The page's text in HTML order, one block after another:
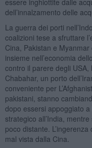
dell’innalzamento delle
La guerra dei porti
coalizioni tese a sfruttare
Cina, Pakistan e
insieme nell’economia
contro il parere degli
Chabahar, un porto
conveniente per
pakistani, stanno
dopo essersi appoggiato
strategico all’India,
poco distante.
mal vista dalla Cina.